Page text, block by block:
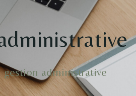
gestion administrative